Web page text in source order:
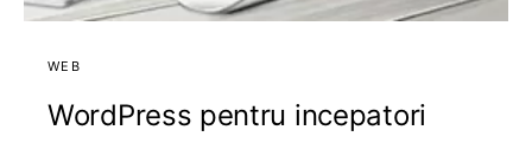
WEB
WordPress pentru incepatori